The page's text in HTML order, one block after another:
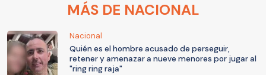
MÁS DE NACIONAL
Nacional
Quién es el hombre acusado de perseguir,
retener y amenazar a nueve menores por jugar al
"ring ring raja"